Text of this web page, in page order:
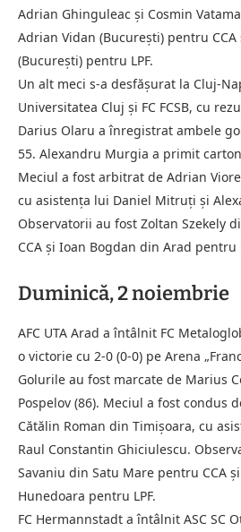
Adrian Ghinguleac și Cosmin
Adrian Vidan (București) pentru
(București) pentru LPF.
Un alt meci s-a desfășurat la Cluj-
Universitatea Cluj și FC FCSB, cu
Darius Olaru a înregistrat ambele
55. Alexandru Murgia a primit
Meciul a fost arbitrat de Adrian
cu asistența lui Daniel Mitruți și
Observatorii au fost Zoltan Szekely
CCA și Ioan Bogdan din Arad pentru
Duminică, 2 noiembrie
AFC UTA Arad a întâlnit FC
o victorie cu 2-0 (0-0) pe Arena
Golurile au fost marcate de Marius
Pospelov (86). Meciul a fost condus
Cătălin Roman din Timișoara, cu
Raul Constantin Ghiciulescu.
Savaniu din Satu Mare pentru CCA
Hunedoara pentru LPF.
FC Hermannstadt a întâlnit ASC SC